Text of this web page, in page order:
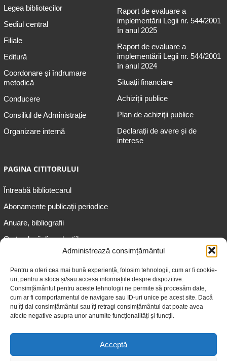
Administrează consimțământul
Pentru a oferi cea mai bună experiență, folosim tehnologii, cum ar fi cookie-
uri, pentru a stoca și/sau accesa informațiile despre dispozitive.
Consimțământul pentru aceste tehnologii ne permite să procesăm date,
cum ar fi comportamentul de navigare sau ID-uri unice pe acest site. Dacă
nu îți dai consimțământul sau îți retragi consimțământul dat poate avea
afecte negative asupra unor anumite funcționalități și funcții.
Acceptă
Legea bibliotecilor
Sediul central
Filiale
Editură
Coordonare și îndrumare
metodică
Conducere
Consiliul de Administrație
Organizare internă
Raport de evaluare a
implementării Legii nr. 544/2001
în anul 2025
Raport de evaluare a
implementării Legii nr. 544/2001
în anul 2024
Situații financiare
Achiziții publice
Plan de achiziţii publice
Declarații de avere și de
interese
PAGINA CITITORULUI
Întreabă bibliotecarul
Abonamente publicaţii periodice
Anuare, bibliografii
Cartea lunii din colecțiile
Informații pentru adolescenți
Informații pentru adulți
Informații pentru seniori